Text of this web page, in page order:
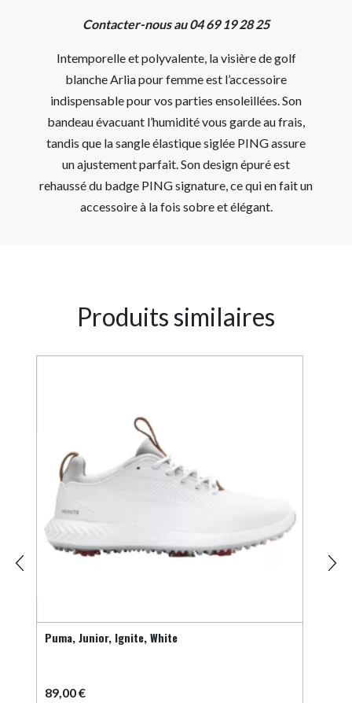
Contacter-nous au 04 69 19 28 25
Intemporelle et polyvalente, la visière de golf
blanche Arlia pour femme est l’accessoire
indispensable pour vos parties ensoleillées. Son
bandeau évacuant l’humidité vous garde au frais,
tandis que la sangle élastique siglée PING assure
un ajustement parfait. Son design épuré est
rehaussé du badge PING signature, ce qui en fait un
accessoire à la fois sobre et élégant.
Produits similaires
Puma, Junior, Ignite, White
89,00€